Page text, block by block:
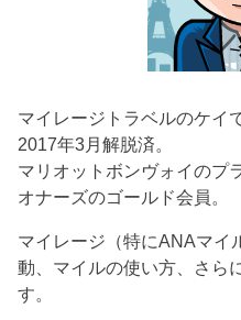
マイレージトラベルのケイ
2017年3月解脱済。
マリオットボンヴォイのプ
オナーズのゴールド会員。
マイレージ（特にANAマイ
動、マイルの使い方、さら
す。